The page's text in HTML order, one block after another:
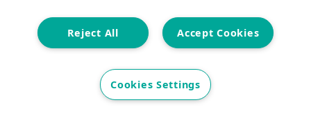
Accept Cookies
Reject All
Cookies Settings